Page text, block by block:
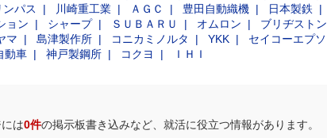
ンパス 川崎重工業 ＡＧＣ 豊田自動織機 日本製鉄
ョン シャープ ＳＵＢＡＲＵ オムロン
ブリヂストン
マ 島津製作所 コニカミノルタ YKK
セイコーエプソ
動車 神戸製鋼所 コクヨ ＩＨＩ
は0件の掲示板書き込みなど、就活に役立つ情報があります。